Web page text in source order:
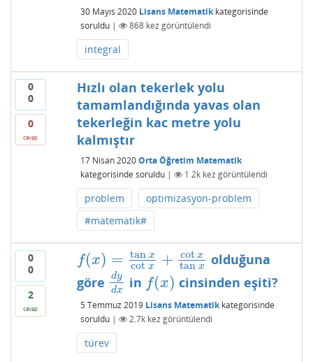
30 Mayıs 2020 Lisans Matematikkategorisinde
soruldu | 868kez görüntülendi
integral
0
0
0
cevap
Hızlı olan tekerlek yolu
tamamlandığında yavas olan
tekerleğin kac metre yolu
kalmıştır
17 Nisan 2020 Orta Öğretim Matematik
kategorisinde soruldu | 1.2kkez görüntülendi
problem
optimizasyon-problem
#matematik#
0
0
2
cevap
f(x) = tan x
cot x + cot x
tan x
f(x)=tanx cotx+ cot xtanx olduğuna
göre
dy
dx
dyd x
in f(x)
f(x) cinsinden eşiti?
5 Temmuz 2019 Lisans Matematikkategorisinde
soruldu | 2.7kkez görüntülendi
türev